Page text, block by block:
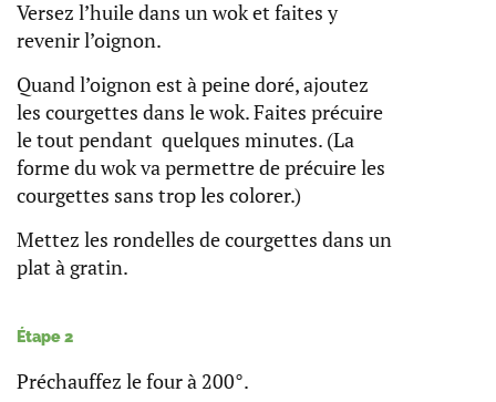
Versez l’huile dans un wok et faites y
revenir l’oignon.
Quand l’oignon est à peine doré, ajoutez
les courgettes dans le wok. Faites précuire
le tout pendant quelques minutes. (La
forme du wok va permettre de précuire les
courgettes sans trop les colorer.)
Mettez les rondelles de courgettes dans un
plat à gratin.
Étape 2
Préchauffez le four à 200°.